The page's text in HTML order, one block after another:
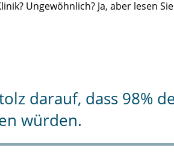
Ungewöhnlich? Ja, aber lesen
darauf, dass 98%
würden.